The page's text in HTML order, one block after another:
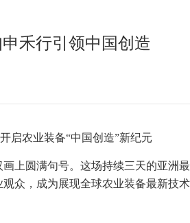
禾行引领中国创造
启农业装备“中国创造”新纪元
上圆满句号。这场持续三天的亚洲
众，成为展现全球农业装备最新技